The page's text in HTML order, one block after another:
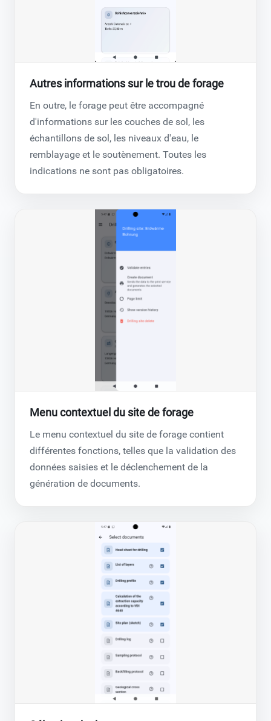
Autres informations sur le trou de forage
En outre, le forage peut être accompagné
d'informations sur les couches de sol, les
échantillons de sol, les niveaux d'eau, le
remblayage et le soutènement. Toutes les
indications ne sont pas obligatoires.
Menu contextuel du site de forage
Le menu contextuel du site de forage contient
différentes fonctions, telles que la validation des
données saisies et le déclenchement de la
génération de documents.